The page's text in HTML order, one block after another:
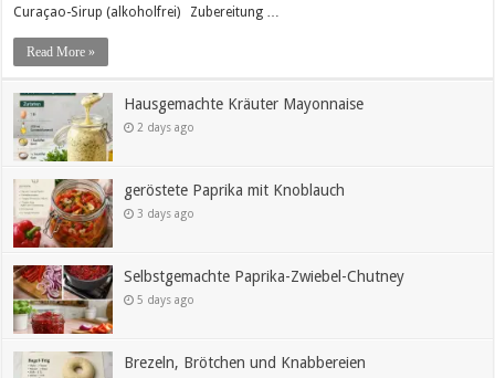
Curaçao-Sirup (alkoholfrei) Zubereitung …
Read More »
Hausgemachte Kräuter Mayonnaise
2 days ago
geröstete Paprika mit Knoblauch
3 days ago
Selbstgemachte Paprika-Zwiebel-Chutney
5 days ago
Brezeln, Brötchen und Knabbereien